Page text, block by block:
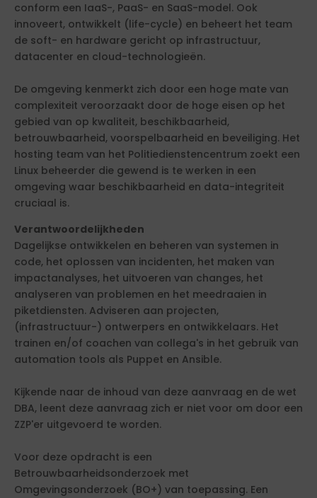
conform een IaaS-, PaaS- en SaaS-model. Ook
innoveert, ontwikkelt (life-cycle) en beheert het team
de soft- en hardware gericht op infrastructuur,
datacenter en cloud-technologieën.
De omgeving kenmerkt zich door een hoge mate van
complexiteit veroorzaakt door de hoge eisen op het
gebied van op kwaliteit, beschikbaarheid,
betrouwbaarheid, voorspelbaarheid en beveiliging. Het
hosting team van het Politiedienstencentrum zoekt een
Linux beheerder die gewend is te werken in een
omgeving waar beschikbaarheid en data-integriteit
cruciaal is.
Verantwoordelijkheden
Dagelijkse ontwikkelen en beheren van systemen in
code, het oplossen van incidenten, het maken van
impactanalyses, het uitvoeren van changes, het
analyseren van problemen en het meedraaien in
piketdiensten. Adviseren aan projecten,
(infrastructuur-) ontwerpers en ontwikkelaars. Het
trainen en/of coachen van collega's in het gebruik van
automation tools als Puppet en Ansible.
Kijkende naar de inhoud van deze aanvraag en de wet
DBA, leent deze aanvraag zich er niet voor om door een
ZZP'er uitgevoerd te worden.
Voor deze opdracht is een
Betrouwbaarheidsonderzoek met
Omgevingsonderzoek (BO+) van toepassing. Een